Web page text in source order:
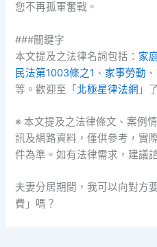
您不再孤軍奮戰。
###關鍵字
本文提及之法律名詞包括： 家
民法第1003條之1 、 家事勞動 、
等。歡迎至「 北極星律法網 」
※ 本文提及之法律條文、案例
訊及網路資料，僅供參考，實
件為準。如有法律需求，建議
夫妻分居期間，我可以向對方
費」嗎？